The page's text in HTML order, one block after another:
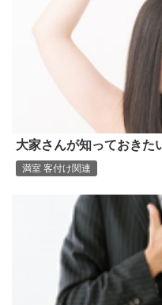
大家さんが知っておきた
満室 客付け関連